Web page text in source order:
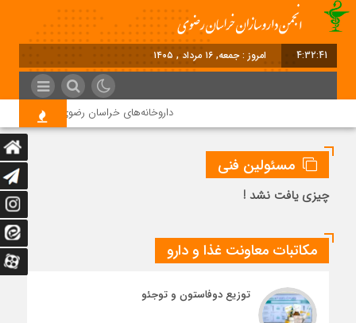
4:32:41 امروز : جمعه, ۱۶ مرداد , ۱۴۰۵
داروخانه‌های خراسان رضوی داروها را با چک ۴ ماهه خریداری
مسئولین فنی
چیزی یافت نشد !
مکاتبات معاونت غذا و دارو
توزیع دوفاستون و توجئو